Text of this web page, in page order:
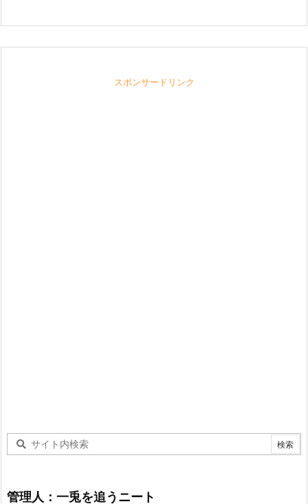
スポンサードリンク
管理人：一兎を追うニート